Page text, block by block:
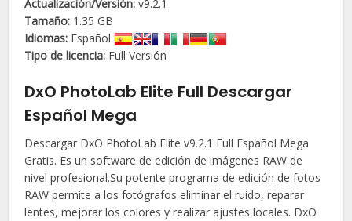
Actualización/Versión: v9.2.1
Tamaño: 1.35 GB
Idiomas: Español
Tipo de licencia: Full Versión
DxO PhotoLab Elite Full Descargar
Español Mega
Descargar DxO PhotoLab Elite v9.2.1 Full Español Mega
Gratis. Es un software de edición de imágenes RAW de
nivel profesional.Su potente programa de edición de fotos
RAW permite a los fotógrafos eliminar el ruido, reparar
lentes, mejorar los colores y realizar ajustes locales. DxO